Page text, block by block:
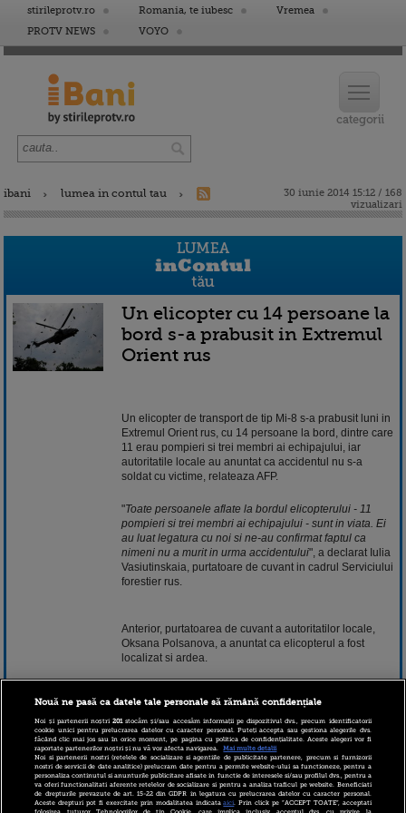
stirileprotv.ro Romania, te iubesc
Vremea
PROTV NEWS
VOYO
ibani lumea in contul tau
30 iunie 2014 15:12 / 168
vizualizari
Un elicopter cu 14 persoane la
bord s-a prabusit in Extremul
Orient rus
Un elicopter de transport de tip Mi-8 s-a prabusit luni in
Extremul Orient rus, cu 14 persoane la bord, dintre care
11 erau pompieri si trei membri ai echipajului, iar
autoritatile locale au anuntat ca accidentul nu s-a
soldat cu victime, relateaza AFP.
"Toate persoanele aflate la bordul elicopterului - 11
pompieri si trei membri ai echipajului - sunt in viata. Ei
au luat legatura cu noi si ne-au confirmat faptul ca
nimeni nu a murit in urma accidentului", a declarat Iulia
Vasiutinskaia, purtatoare de cuvant in cadrul Serviciului
forestier rus.
Anterior, purtatoarea de cuvant a autoritatilor locale,
Oksana Polsanova, a anuntat ca elicopterul a fost
localizat si ardea.
Accidentul s-a produs in regiunea Habarovsk, la
aproximativ 50 de kilometri de localitatea Cekunda, in
Extremul Orient rus.
Accidentele aeriene sunt frecvente in Rusia, fiind
deseori atribuite starii aparatelor de zbor si proastei lor
intretineri.
Nouă ne pasă ca datele tale personale să rămână confidențiale
Noi și partenerii noștri201stocăm și/sau accesăm informații pe dispozitivul dvs., precum identificatorii
cookie unici pentru prelucrarea datelor cu caracter personal. Puteți accepta sau gestiona alegerile dvs.
făcând clic mai jos sau în orice moment, pe pagina cu politica de confidențialitate. Aceste alegeri vor fi
raportate partenerilor noștri și nu vă vor afecta navigarea.
Mai multe detalii
Noi si partenerii nostri (retelele de socializare si agentiile de publicitate partenere, precum si furnizorii
nostri de servicii de date analitice) prelucram date pentru a permite website-ului sa functioneze, pentru a
personaliza continutul si anunturile publicitare afisate in functie de interesele si/sau profilul dvs., pentru a
va oferi functionalitati aferente retelelor de socializare si pentru a analiza traficul pe website. Beneficiati
de drepturile prevazute de art. 15-22 din GDPR in legatura cu prelucrarea datelor cu caracter personal.
Aceste drepturi pot fi exercitate prin modalitatea indicataaici. Prin click pe “ACCEPT TOATE”, acceptati